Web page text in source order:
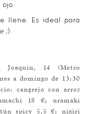
llene. Es ideal para
;).
Joaquín, 14 (Metro
a domingo de 13:30
cangrejo con arroz
18 €; uramaki
spicy 5,5 €; nigiri